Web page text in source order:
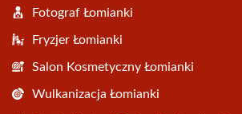
Fotograf Łomianki
Fryzjer Łomianki
Salon Kosmetyczny Łomianki
Wulkanizacja Łomianki